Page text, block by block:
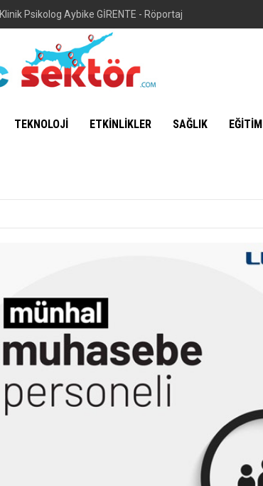
Klinik Psikolog Aybike GİRENTE - Röportaj
TEKNOLOJİ ETKİNLİKLER SAĞLIK EĞİTİM